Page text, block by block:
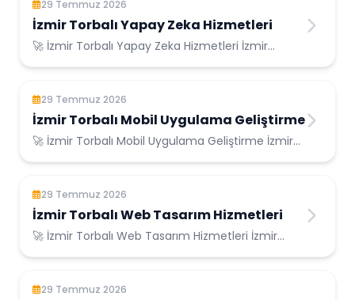
29 Temmuz 2026
İzmir Torbalı Yapay Zeka Hizmetleri
🚀 İzmir Torbalı Yapay Zeka Hizmetleri İzmir
29 Temmuz 2026
İzmir Torbalı Mobil Uygulama Geliştirme
🚀 İzmir Torbalı Mobil Uygulama Geliştirme İzmir
29 Temmuz 2026
İzmir Torbalı Web Tasarım Hizmetleri
🚀 İzmir Torbalı Web Tasarım Hizmetleri İzmir
29 Temmuz 2026